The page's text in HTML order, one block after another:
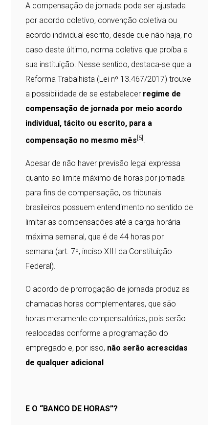
A compensação de jornada pode ser ajustada
por acordo coletivo, convenção coletiva ou
acordo individual escrito, desde que não haja, no
caso deste último, norma coletiva que proíba a
sua instituição. Nesse sentido, destaca-se que a
Reforma Trabalhista (Lei nº 13.467/2017) trouxe
a possibilidade de se estabelecer regime de
compensação de jornada por meio acordo
individual, tácito ou escrito, para a
compensação no mesmo mês [5] .
Apesar de não haver previsão legal expressa
quanto ao limite máximo de horas por jornada
para fins de compensação, os tribunais
brasileiros possuem entendimento no sentido de
limitar as compensações até a carga horária
máxima semanal, que é de 44 horas por
semana (art. 7º, inciso XIII da Constituição
Federal).
O acordo de prorrogação de jornada produz as
chamadas horas complementares, que são
horas meramente compensatórias, pois serão
realocadas conforme a programação do
empregado e, por isso, não serão acrescidas
de qualquer adicional.
E O “BANCO DE HORAS”?